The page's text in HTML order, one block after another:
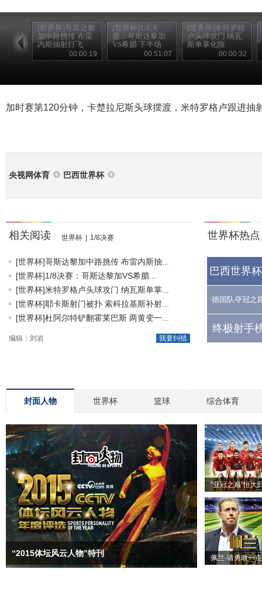
[世界杯]哥斯达黎
加中路挑传 布雷
内斯抽射打飞
00:00:19
[世界杯]1/8决
赛：哥斯达黎加
VS希腊 下半场
00:51:07
[世界杯]米特罗格
卢头球攻门 纳瓦
斯单掌化险
00:00:32
加时赛第120分钟，卡楚拉尼斯头球摆渡，米特罗格卢跟进抽
央视网体育 巴西世界杯
相关阅读 世界杯 1/8决赛
[世界杯]哥斯达黎加中路挑传 布雷内斯抽...
[世界杯]1/8决赛：哥斯达黎加VS希腊...
[世界杯]米特罗格卢头球攻门 纳瓦斯单掌...
[世界杯]耶卡斯射门被扑 索科拉基斯补射...
[世界杯]杜阿尔特铲翻霍莱巴斯 两黄变一...
我要纠错
编辑：刘岩
世界杯热点
巴西世界
德国队夺冠之
终极射手
封面人物 世界杯 篮球 综合体育
“2015体坛风云人物”特刊
“亚冠之巅”恒大
佩兰-请勇敢一点